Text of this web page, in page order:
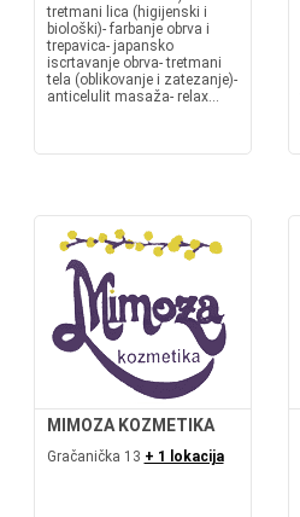
tretmani lica (higijenski i
biološki)- farbanje obrva i
trepavica- japansko
iscrtavanje obrva- tretmani
tela (oblikovanje i zatezanje)-
anticelulit masaža- relax...
MIMOZA KOZMETIKA
Gračanička 13 + 1 lokacija